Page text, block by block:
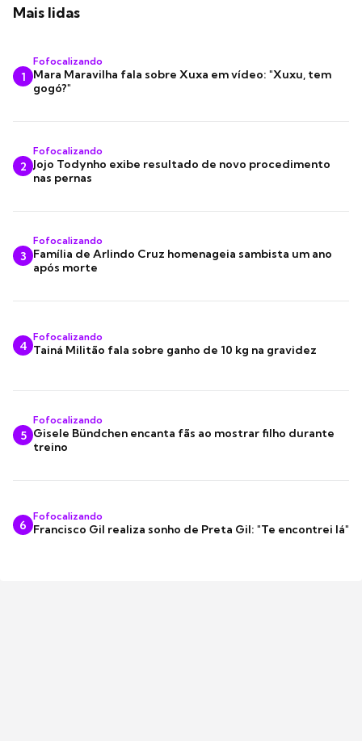
Mais lidas
1
Fofocalizando
Mara Maravilha fala sobre Xuxa em vídeo: "Xuxu, tem
gogó?"
2
Fofocalizando
Jojo Todynho exibe resultado de novo procedimento
nas pernas
3
Fofocalizando
Família de Arlindo Cruz homenageia sambista um ano
após morte
4
Fofocalizando
Tainá Militão fala sobre ganho de 10 kg na gravidez
5
Fofocalizando
Gisele Bündchen encanta fãs ao mostrar filho durante
treino
6
Fofocalizando
Francisco Gil realiza sonho de Preta Gil: "Te encontrei lá"